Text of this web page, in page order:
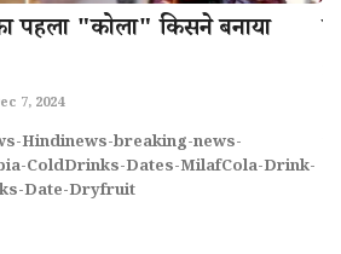
पहला "कोला" किसने बनाया
7, 2024
Hindinews-breaking-news-
ColdDrinks-Dates-MilafCola-Drink-
Date-Dryfruit